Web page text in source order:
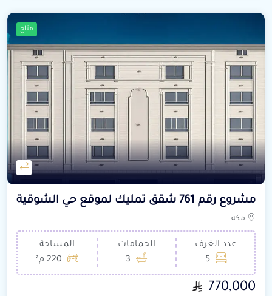
متاح
مشروع رقم 761 شقق تمليك لموقع حي الشوقية
مكة
عدد الغرف
5
الحمامات
3
المساحة
220 م²
770,000